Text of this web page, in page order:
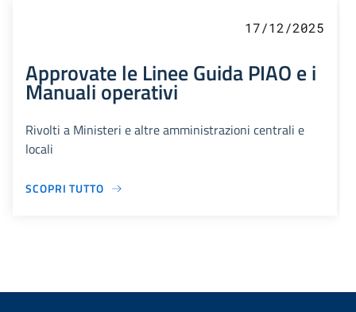
17/12/2025
Approvate le Linee Guida PIAO e i
Manuali operativi
Rivolti a Ministeri e altre amministrazioni centrali e
locali
SCOPRI TUTTO